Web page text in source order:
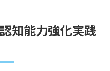
知能力強化実践